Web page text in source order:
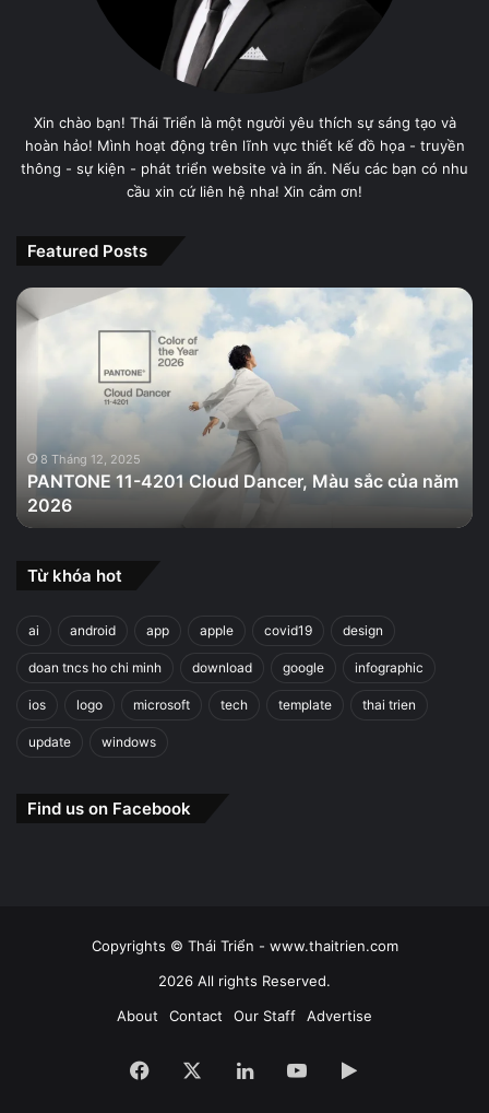
Xin chào bạn! Thái Triển là một người yêu thích sự sáng tạo và
hoàn hảo! Mình hoạt động trên lĩnh vực thiết kế đồ họa - truyền
thông - sự kiện - phát triển website và in ấn. Nếu các bạn có nhu
cầu xin cứ liên hệ nha! Xin cảm ơn!
Featured Posts
PANTONE
11-
Màu
của
năm
2026
8 Tháng 12, 2025
PANTONE 11-4201 Cloud Dancer, Màu sắc của năm
2026
Từ khóa hot
ai android app apple covid19 design
doan tncs ho chi minh download google infographic
ios logo microsoft tech template thai trien
update windows
Find us on Facebook
Copyrights © Thái Triển - www.thaitrien.com
2026 All rights Reserved.
About
Contact Our Staff Advertise
Facebook LinkedInYouTubeGoogle